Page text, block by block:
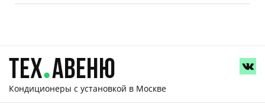
Кондиционеры с установкой в Москве